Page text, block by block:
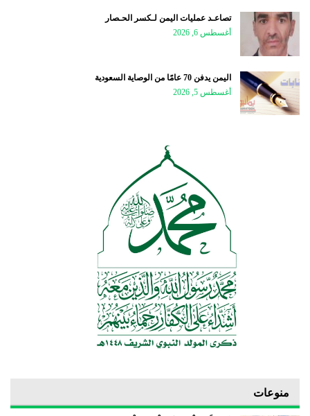
تصاعـد عمليات اليمن لـكسر الحـصار
أغسطس 6, 2026
اليمن يدفن 70 عامًا من الوصاية السعودية
أغسطس 5, 2026
منوعات